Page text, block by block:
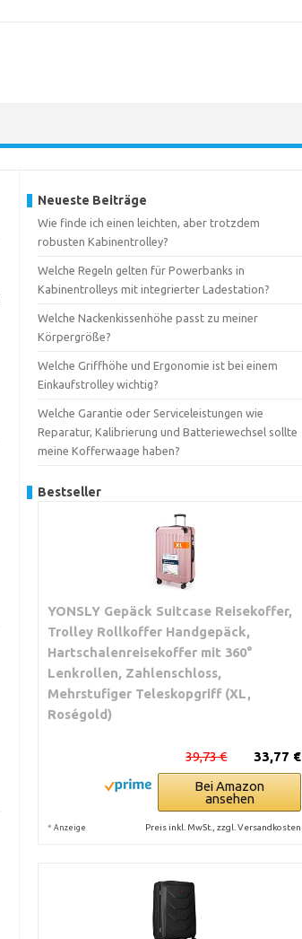
Neueste Beiträge
Wie finde ich einen leichten, aber trotzdem
robusten Kabinentrolley?
Welche Regeln gelten für Powerbanks in
Kabinentrolleys mit integrierter Ladestation?
Welche Nackenkissenhöhe passt zu meiner
Körpergröße?
Welche Griffhöhe und Ergonomie ist bei einem
Einkaufstrolley wichtig?
Welche Garantie oder Serviceleistungen wie
Reparatur, Kalibrierung und Batteriewechsel sollte
meine Kofferwaage haben?
Bestseller
YONSLY Gepäck Suitcase Reisekoffer,
Trolley Rollkoffer Handgepäck,
Hartschalenreisekoffer mit 360°
Lenkrollen, Zahlenschloss,
Mehrstufiger Teleskopgriff (XL,
Roségold)
33,77 €
39,73 €
Bei Amazon
ansehen
* Anzeige Preis inkl. MwSt., zzgl. Versandkosten